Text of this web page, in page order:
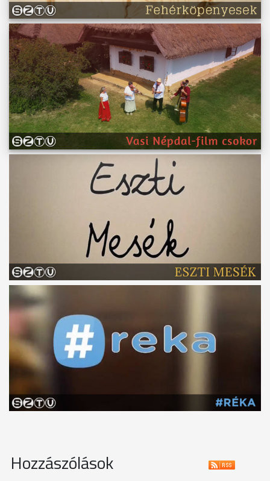
Hozzászólások